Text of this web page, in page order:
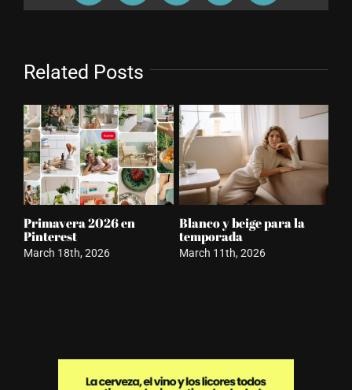
Related Posts
Primavera 2026 en
Pinterest
March 18th, 2026
Blanco y beige para la
temporada
March 11th, 2026